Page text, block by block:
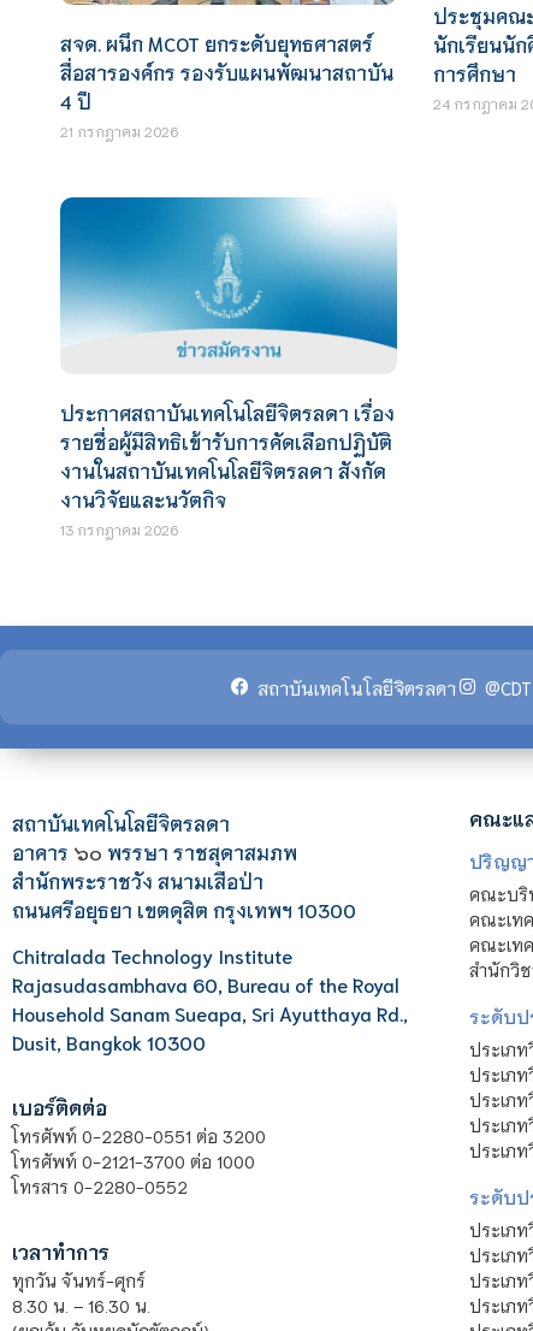
สจด. ผนึก MCOT ยกระดับยุทธศาสตร์
สื่อสารองค์กร รองรับแผนพัฒนาสถาบัน
4 ปี
21 กรกฎาคม 2026
ประชุมคณ
นักเรียนนั
การศึกษา
24 กรกฎาคม
ประกาศสถาบันเทคโนโลยีจิตรลดา เรื่อง
รายชื่อผู้มีสิทธิเข้ารับการคัดเลือกปฏิบัติ
งานในสถาบันเทคโนโลยีจิตรลดา สังกัด
งานวิจัยและนวัตกิจ
13 กรกฎาคม 2026
สถาบันเทคโนโลยีจิตรลดา
สถาบันเทคโนโลยีจิตรลดา
อาคาร ๖๐ พรรษา ราชสุดาสมภพ
สำนักพระราชวัง สนามเสือป่า
ถนนศรีอยุธยา เขตดุสิต กรุงเทพฯ 10300
Chitralada Technology Institute
Rajasudasambhava 60, Bureau of the Royal
Household Sanam Sueapa, Sri Ayutthaya Rd.,
Dusit, Bangkok 10300
เบอร์ติดต่อ
โทรศัพท์ 0-2280-0551 ต่อ 3200
โทรศัพท์ 0-2121-3700 ต่อ 1000
โทรสาร 0-2280-0552
เวลาทำการ
ทุกวัน จันทร์-ศุกร์
8.30 น. – 16.30 น.
คณะแ
ปริญญ
คณะบริ
คณะเท
คณะเท
สำนักวิ
ระดับป
ประเภ
ประเภ
ประเภ
ประเภ
ประเภ
ระดับป
ประเภ
ประเภ
ประเภ
ประเภ